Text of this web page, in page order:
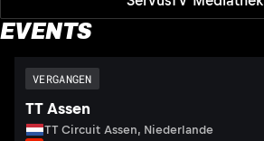
EVENTS
VERGANGEN
TT Assen
TT Circuit Assen, Niederlande